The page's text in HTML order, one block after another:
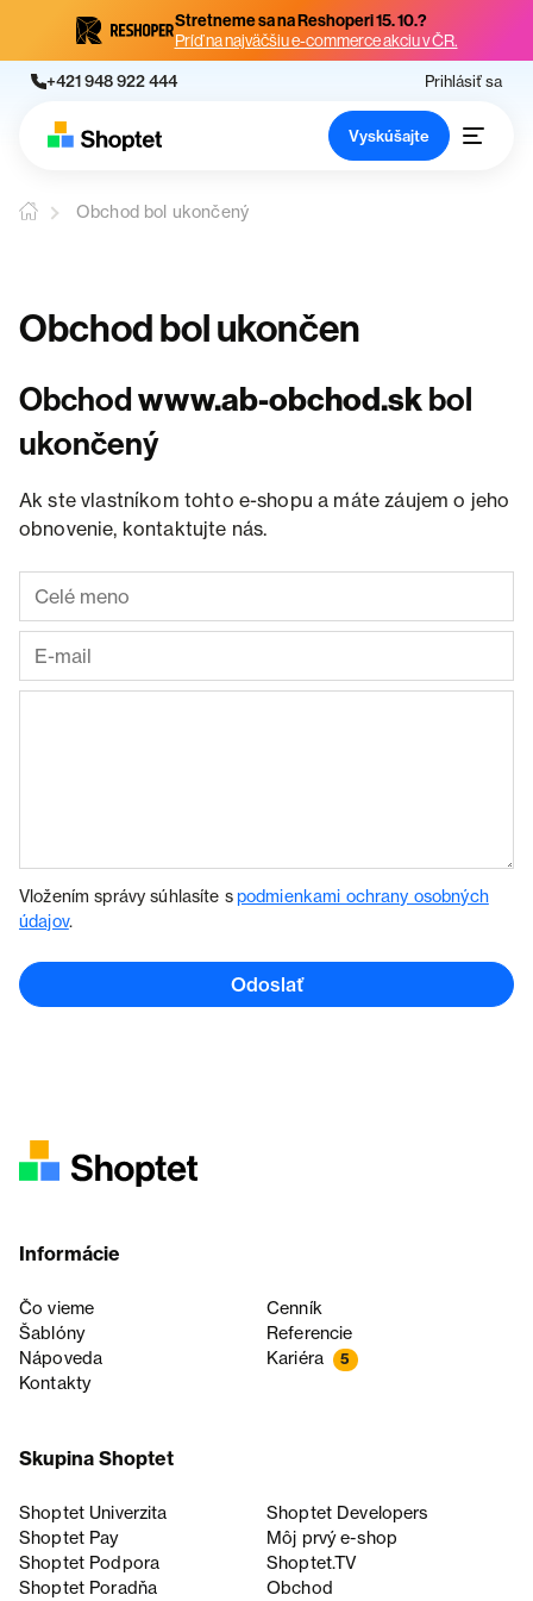
Stretneme sa na Reshoperi 15. 10.?
Príď na najväčšiu e-commerce akciu v ČR.
+421 948 922 444 Prihlásiť sa
Vyskúšajte
Obchod bol ukončený
Obchod bol ukončen
Obchodwww.ab-obchod.skbol
ukončený
Ak ste vlastníkom tohto e-shopu a máte záujem o jeho
obnovenie, kontaktujte nás.
Vložením správy súhlasíte spodmienkami ochrany osobných
údajov.
Odoslať
Informácie
Čo vieme
Cenník
Šablóny
Referencie
Nápoveda
Kariéra 5
Kontakty
Skupina Shoptet
Shoptet Univerzita
Shoptet Developers
Shoptet Pay
Môj prvý e-shop
Shoptet Podpora
Shoptet.TV
Shoptet Poradňa
Obchod